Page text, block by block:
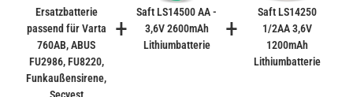
gem. SV188 ADR)
Verbatim Cool'n'Go AirJet Handventilator 4000mAh
Grau Lila
22,95 €
Ersatzbatterie
passend für Varta
760AB, ABUS
FU2986, FU8220,
Funkaußensirene,
Secvest
+
Saft LS14500 AA -
3,6V 2600mAh
Lithiumbatterie
+
Saft LS14250
1/2AA 3,6V
1200mAh
Lithiumbatterie